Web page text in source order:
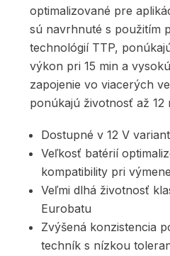
optimalizované pre
sú navrhnuté s použitím
technológií TTP,
výkon pri 15 min a
zapojenie vo viacerých
ponúkajú životnosť až 12
Dostupné v 12 V
Veľkosť batérií
kompatibility pri výmene
Veľmi dlhá životnosť
Eurobatu
Zvýšená konzistencia
techník s nízkou